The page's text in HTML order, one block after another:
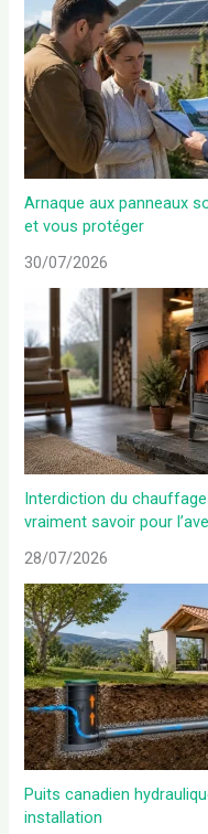
Arnaque aux panneaux
et vous protéger
30/07/2026
Interdiction du
vraiment savoir pour
28/07/2026
Puits canadien
installation